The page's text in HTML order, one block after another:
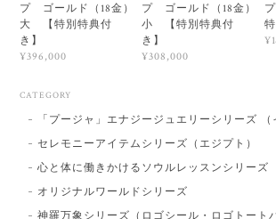
プ ゴールド（18金）
大 【特別特典付
き】
¥396,000
プ ゴールド（18金）
小 【特別特典付
き】
¥308,000
CATEGORY
「プージャ」エナジージュエリーシリーズ （
セレモニーアイテムシリーズ（エジプト）
心と体に働きかけるソウルレッスンシリーズ
オリジナルワールドシリーズ
神羅万象シリーズ（ロゴシール・ロゴトート